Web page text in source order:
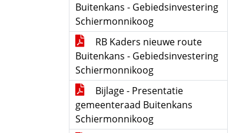
Buitenkans - Gebiedsinvestering
Schiermonnikoog
RB Kaders nieuwe route
Buitenkans - Gebiedsinvestering
Schiermonnikoog
Bijlage - Presentatie
gemeenteraad Buitenkans
Schiermonnikoog